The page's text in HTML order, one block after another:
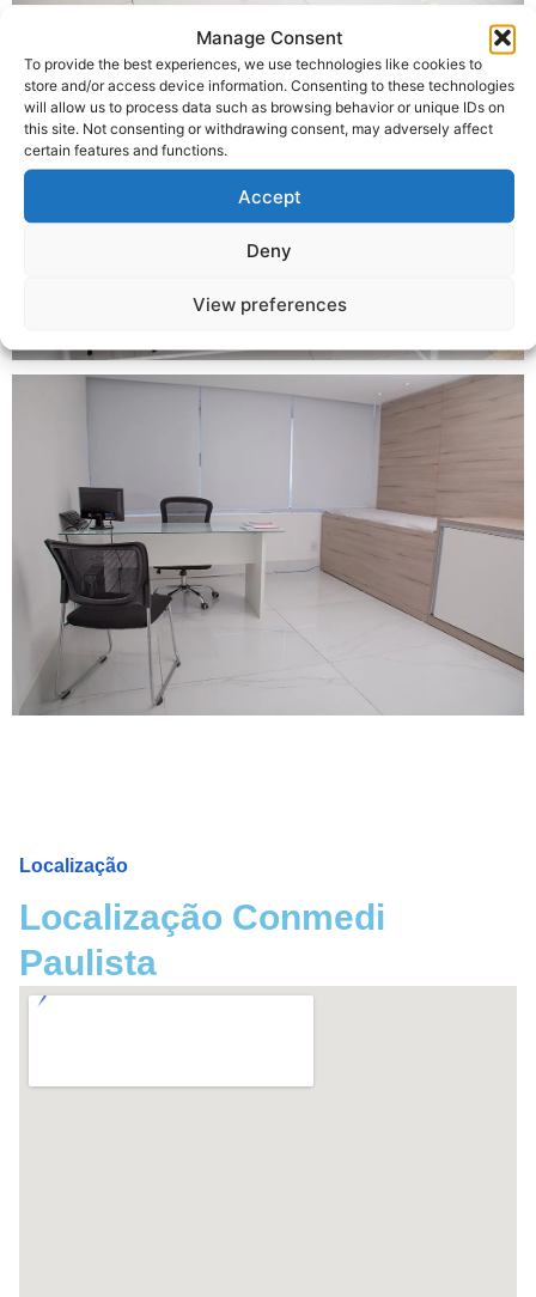
Manage Consent
To provide the best experiences, we use technologies like cookies to
store and/or access device information. Consenting to these technologies
will allow us to process data such as browsing behavior or unique IDs on
this site. Not consenting or withdrawing consent, may adversely affect
certain features and functions.
Accept
Deny
View preferences
Localização
Localização Conmedi
Paulista